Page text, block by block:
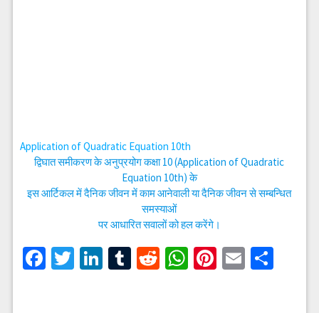
Application of Quadratic Equation 10th
द्विघात समीकरण के अनुप्रयोग कक्षा 10 (Application of Quadratic
Equation 10th) के
इस आर्टिकल में दैनिक जीवन में काम आनेवाली या दैनिक जीवन से सम्बन्धित
समस्याओं
पर आधारित सवालों को हल करेंगे।
Facebook
Twitter
LinkedIn
Tumblr
RedditWhatsApp
Pinterest
Email